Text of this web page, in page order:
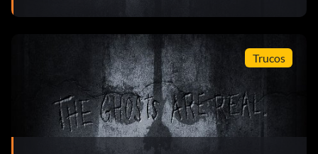
Trucos